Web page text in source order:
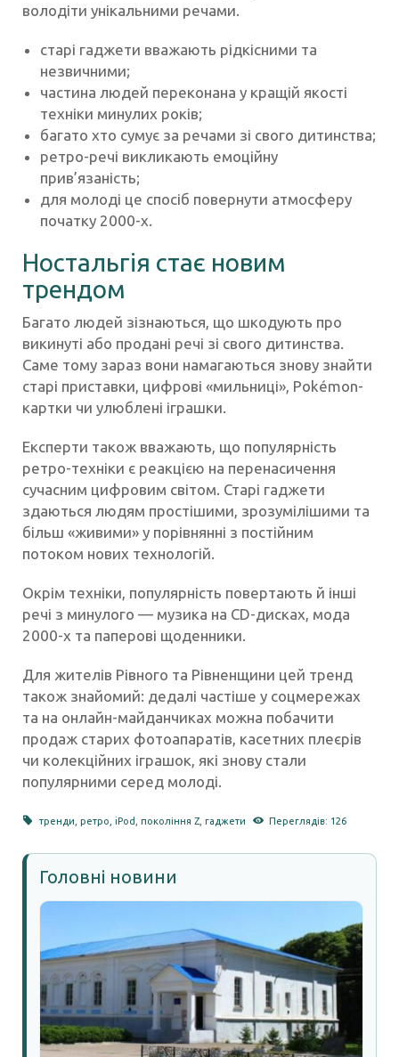
володіти унікальними речами.
старі гаджети вважають рідкісними та
незвичними;
частина людей переконана у кращій якості
техніки минулих років;
багато хто сумує за речами зі свого дитинства;
ретро-речі викликають емоційну
прив’язаність;
для молоді це спосіб повернути атмосферу
початку 2000-х.
Ностальгія стає новим
трендом
Багато людей зізнаються, що шкодують про
викинуті або продані речі зі свого дитинства.
Саме тому зараз вони намагаються знову знайти
старі приставки, цифрові «мильниці», Pokémon-
картки чи улюблені іграшки.
Експерти також вважають, що популярність
ретро-техніки є реакцією на перенасичення
сучасним цифровим світом. Старі гаджети
здаються людям простішими, зрозумілішими та
більш «живими» у порівнянні з постійним
потоком нових технологій.
Окрім техніки, популярність повертають й інші
речі з минулого — музика на CD-дисках, мода
2000-х та паперові щоденники.
Для жителів Рівного та Рівненщини цей тренд
також знайомий: дедалі частіше у соцмережах
та на онлайн-майданчиках можна побачити
продаж старих фотоапаратів, касетних плеєрів
чи колекційних іграшок, які знову стали
популярними серед молоді.
тренди ,ретро ,iPod ,покоління Z ,гаджети Переглядів: 126
Головні новини